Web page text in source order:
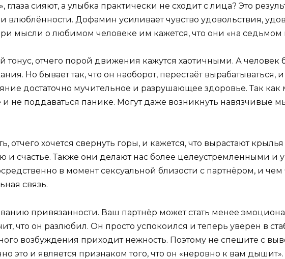
глаза сияют, а улыбка практически не сходит с лица? Это
влюблённости. Дофамин усиливает чувство удовольствия,
мысли о любимом человеке им кажется, что они «на седьмом
отчего порой движения кажутся хаотичными. А человек
Но бывает так, что он наоборот, перестаёт вырабатываться, и
достаточно мучительное и разрушающее здоровье. Так как
не поддаваться панике. Могут даже возникнуть навязчивые
отчего хочется свернуть горы, и кажется, что вырастают
и счастье. Также они делают нас более целеустремленными и
в момент сексуальной близости с партнёром, и чем
связь.
привязанности. Ваш партнёр может стать менее
что он разлюбил. Он просто успокоился и теперь уверен в
возбуждения приходит нежность. Поэтому не спешите с
это и является признаком того, что он «неровно к вам дышит».